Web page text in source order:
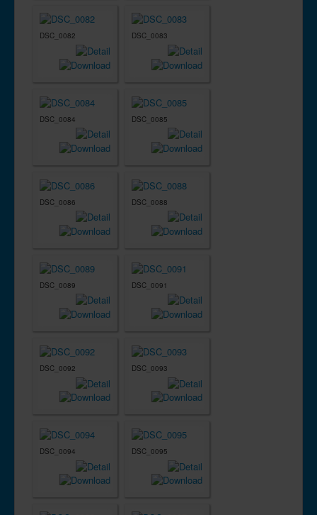
DSC_0082 DSC_0083
DSC_0084 DSC_0085
DSC_0086 DSC_0088
DSC_0089 DSC_0091
DSC_0092 DSC_0093
DSC_0094 DSC_0095